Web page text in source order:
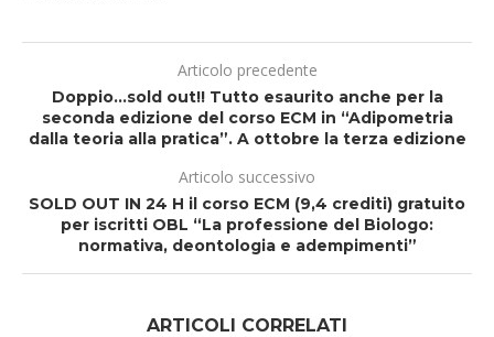
Articolo precedente
Doppio…sold out!! Tutto esaurito anche per la
seconda edizione del corso ECM in “Adipometria
dalla teoria alla pratica”. A ottobre la terza edizione
Articolo successivo
SOLD OUT IN 24 H il corso ECM (9,4 crediti) gratuito
per iscritti OBL “La professione del Biologo:
normativa, deontologia e adempimenti”
ARTICOLI CORRELATI